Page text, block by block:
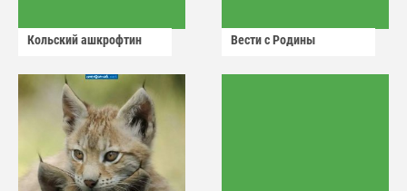
Кольский ашкрофтин Вести с Родины